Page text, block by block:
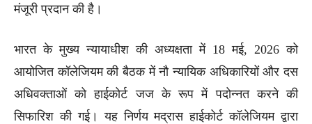
मंजूरी प्रदान की है।
भारत के मुख्य न्यायाधीश की अध्यक्षता में 18 मई, 2026 को
आयोजित कॉलेजियम की बैठक में नौ न्यायिक अधिकारियों और दस
अधिवक्ताओं को हाईकोर्ट जज के रूप में पदोन्नत करने की
सिफारिश की गई। यह निर्णय मद्रास हाईकोर्ट कॉलेजियम द्वारा